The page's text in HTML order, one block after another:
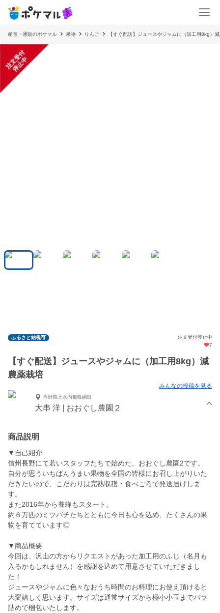
産直・通販のポケマル 果物 りんご 【すぐ配送】ジュースやジャムに（加工用8kg）
注
文
受
付
停
止
中
ふるさと納税可
注文受付停止中
7
【すぐ配送】ジュースやジャムに（加工用8kg）減
農薬栽培
みんなの投稿を見る
長野県上水内郡飯綱町
大串 洋 | おおぐし農園２
商品説明
▼自己紹介
信州長野にて若いスタッフたちで始めた、おおぐし農園2です。
自分が思ういちばんうまい果物を全国の皆様にお召し上がりいた
だきたいので、こだわりは完熟収穫・食べごろで発送届けしま
す。
また2016年から養蜂もスタート。
約６万匹のミツバチたちとともに今日も心を込め、たくさんの果
物を育てています◎
▼商品概要
今回は、沢山の方からリクエストがあった加工用のふじ（名月も
入るかもしれません）を感謝を込めて用意させていただきまし
た！
ジュースやジャムに色々なおうち時間のお料理にお使え頂けると
大変嬉しく思います。サイズは通常サイズから極小小玉までバラ
詰めで梱包いたします。